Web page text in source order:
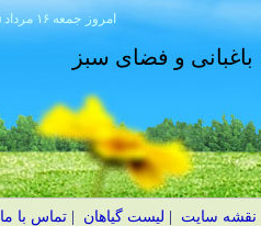
۱۴۰۵ جمعه ۱۶ مرداد امروز
باغبانی و فضای سبز
نقشه سایت لیست گیاهان |تماس با ما